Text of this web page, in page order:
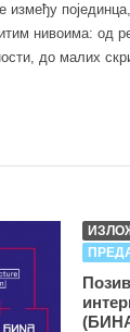
између
нивоима: од
до малих